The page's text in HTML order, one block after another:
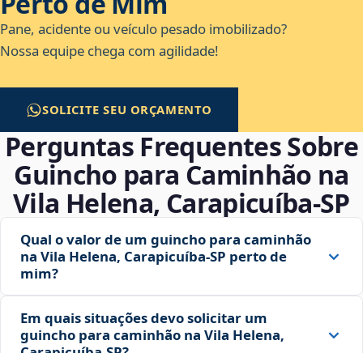
Pane, acidente ou veículo pesado imobilizado?
Nossa equipe chega com agilidade!
SOLICITE SEU ORÇAMENTO
Perguntas Frequentes Sobre
Guincho para Caminhão na
Vila Helena, Carapicuíba‑SP
Qual o valor de um guincho para caminhão
na Vila Helena, Carapicuíba‑SP perto de
mim?
Em quais situações devo solicitar um
guincho para caminhão na Vila Helena,